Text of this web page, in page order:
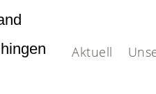
Aktuell